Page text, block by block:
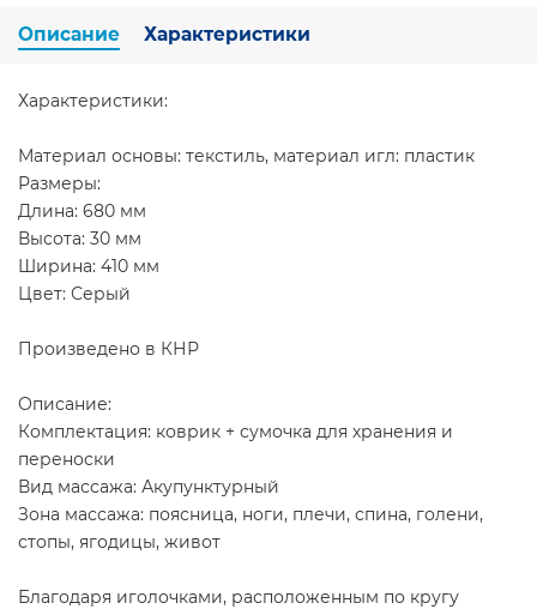
Описание Характеристики
Характеристики:
Материал основы: текстиль, материал игл: пластик
Размеры:
Длина: 680 мм
Высота: 30 мм
Ширина: 410 мм
Цвет: Серый
Произведено в КНР
Описание:
Комплектация: коврик + сумочка для хранения и
переноски
Вид массажа: Акупунктурный
Зона массажа: поясница, ноги, плечи, спина, голени,
стопы, ягодицы, живот
Благодаря иголочками, расположенным по кругу